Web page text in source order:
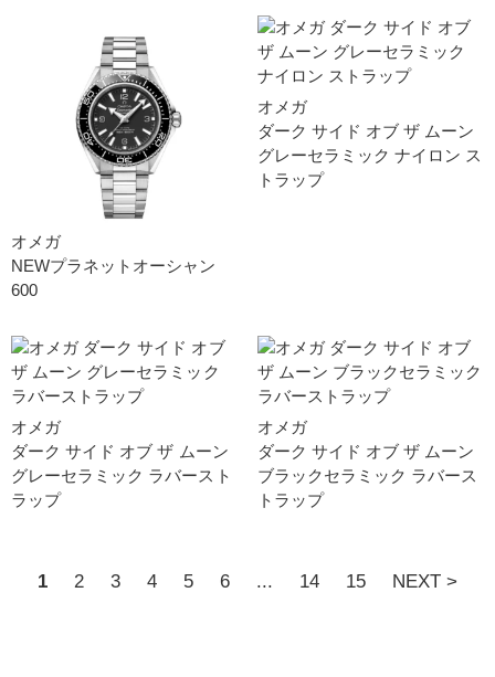
オメガ
NEWプラネットオーシャン
600
オメガ
ダーク サイド オブ ザ ムー ン
グレーセラミック ナイロン ス
トラッ プ
オメガ
ダーク サイド オブ ザ ムー ン
グレーセラミック ラバースト
ラッ プ
オメガ
ダーク サイド オブ ザ ムー ン
ブラックセラミック ラバース
トラッ プ
1 2 3 4 5 6 ... 14 15 NEXT >